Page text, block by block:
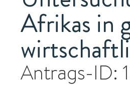
Afrikas in
Antrags-ID: